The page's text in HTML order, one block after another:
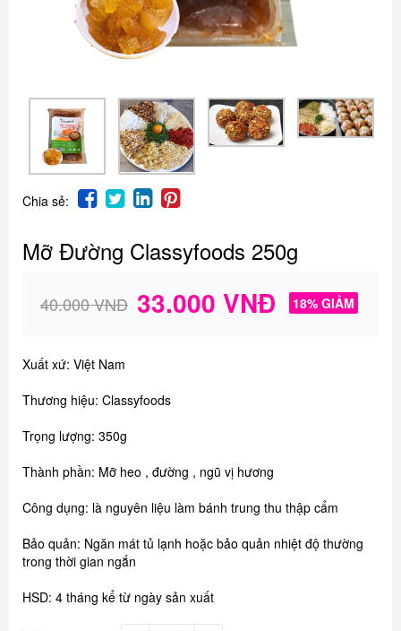
Chia sẻ:
Mỡ Đường Classyfoods 250g
40.000 VNĐ 33.000 VNĐ 18% GIẢM
Xuất xứ: Việt Nam
Thương hiệu: Classyfoods
Trọng lượng: 350g
Thành phần: Mỡ heo , đường , ngũ vị hương
Công dụng: là nguyên liệu làm bánh trung thu thập cẩm
Bảo quản: Ngăn mát tủ lạnh hoặc bảo quản nhiệt độ thường
trong thời gian ngắn
HSD: 4 tháng kể từ ngày sản xuất